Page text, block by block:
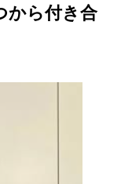
から付き合